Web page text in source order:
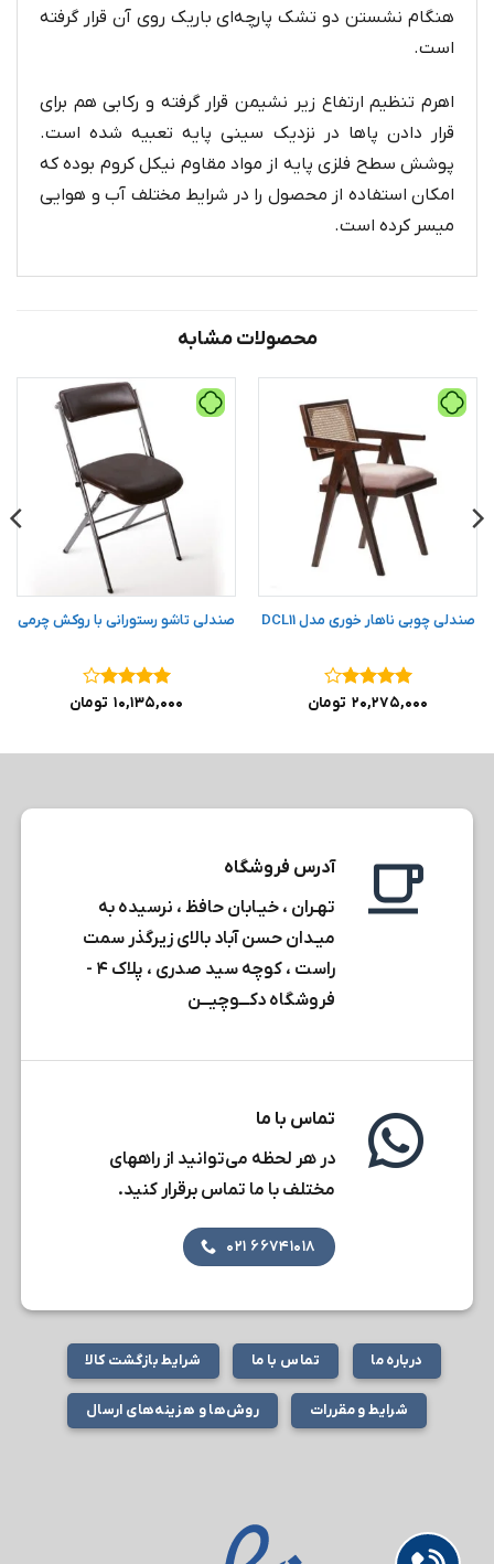
هنگام نشستن دو تشک پارچه‌ای باریک روی آن قرار گرفته
است.
اهرم تنظیم ارتفاع زیر نشیمن قرار گرفته و رکابی هم برای
قرار دادن پاها در نزدیک سینی پایه تعبیه شده است.
پوشش سطح فلزی پایه از مواد مقاوم نیکل کروم بوده که
امکان استفاده از محصول را در شرایط مختلف آب و هوایی
میسر کرده است.
محصولات مشابه
صندلی چوبی ناهار خوری مدل DCL11
نمره۴
۲۰,۲۷۵,۰۰۰ تومان
صندلی تاشو رستورانی با روکش چرمی
نمره۴
۱۰,۱۳۵,۰۰۰ تومان
آدرس فروشگاه
تهـران ، خیـابان حافظ ، نرسیده به
میـدان حسن آباد بالای زیرگذر سمت
راست ، کوچه سید صدری ، پلاک ۴ -
فروشگاه دکـــوچیـــن
تماس با ما
در هر لحظه می‌توانید از راههای
مختلف با ما تماس برقرار کنید.
۶۶۷۴۱۰۱۸ ۰۲۱
درباره ما تماس با ما شرایط بازگشت کالا
شرایط و مقررات روش‌ها و هزینه‌های ارسال